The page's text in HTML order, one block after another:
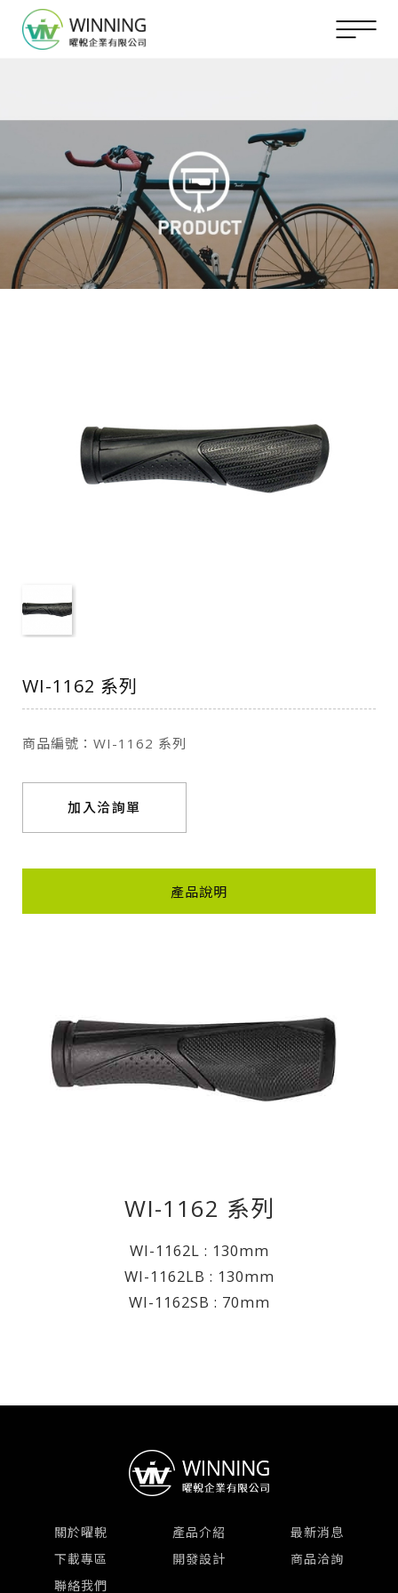
WI-1162 系列
商品編號：WI-1162 系列
加入洽詢單
產品說明
WI-1162 系列
WI-1162L : 130mm
WI-1162LB : 130mm
WI-1162SB : 70mm
關於曜輗 產品介紹
最新消息
下載專區
開發設計
商品洽詢
聯絡我們